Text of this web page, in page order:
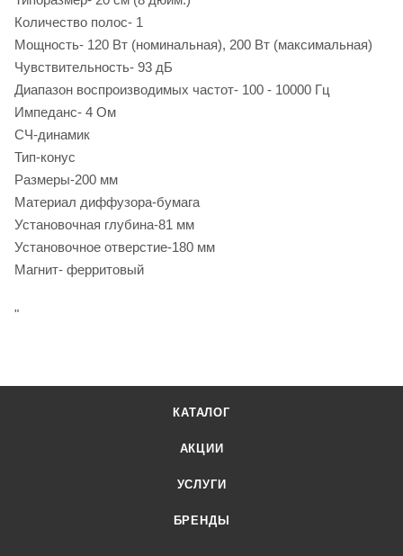
Количество полос- 1
Мощность- 120 Вт (номинальная), 200 Вт (максимальная)
Чувствительность- 93 дБ
Диапазон воспроизводимых частот- 100 - 10000 Гц
Импеданс- 4 Ом
СЧ-динамик
Тип-конус
Размеры-200 мм
Материал диффузора-бумага
Установочная глубина-81 мм
Установочное отверстие-180 мм
Магнит- ферритовый
"
КАТАЛОГ
АКЦИИ
УСЛУГИ
БРЕНДЫ